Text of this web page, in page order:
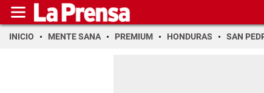
INICIO MENTE SANA PREMIUM HONDURAS SAN